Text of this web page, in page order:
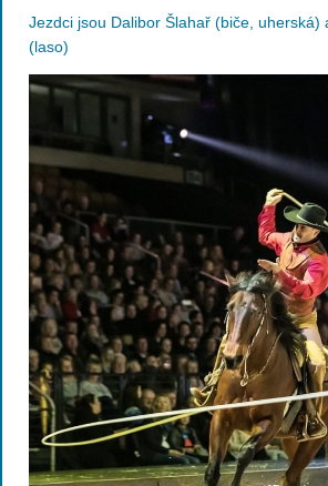
Jezdci jsou Dalibor Šlahař (biče, uherská)
(laso)